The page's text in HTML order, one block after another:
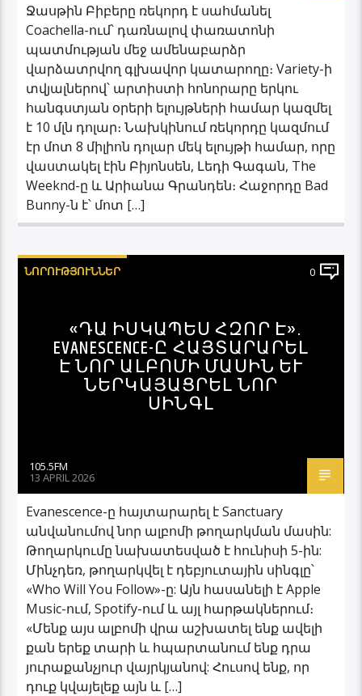
Ջասթին Բիբերը ռեկորդ է սահմանել
Coachella-ում՝ դառնալով փառատոնի
պատմության մեջ ամենաբարձր
վարձատրվող գլխավոր կատարողը։ Variety-ի
տվյալներով՝ արտիստի հոնորարը երկու
հանգստյան օրերի ելույթների համար կազմել
է 10 մլն դոլար։ Նախկինում ռեկորդը կազմում
էր մոտ 8 միլիոն դոլար մեկ ելույթի համար, որը
վաստակել էին Բիյոնսեն, Լեդի Գագան, The
Weeknd-ը և Արիանա Գրանդեն։ Հաջորդը Bad
Bunny-ն է՝ մոտ […]
ՆՈՐՈՒԹՅՈՒՆՆԵՐ 0
«ԴԱ ԻՍԿԱՊԵՍ ՀԶՈՐ Է».
EVANESCENCE-Ը ՀԱՅՏԱՐԱՐԵԼ
Է ՆՈՐ ԱԼԲՈՄԻ ՄԱՍԻՆ ԵՒ Ն
ԵՐԿԱՅԱՑՐԵԼ ՆՈՐ Ս
ԻՆԳԼ
105.5FM
13 APRIL 2026
Evanescence-ը հայտարարել է Sanctuary
անվանումով նոր ալբոմի թողարկման մասին:
Թողարկումը նախատեսված է հունիսի 5-ին:
Մինչդեռ, թողարկվել է դեբյուտային սինգլը՝
«Who Will You Follow»-ը: Այն հասանելի է Apple
Music-ում, Spotify-ում և այլ հարթակներում։
«Մենք այս ալբոմի վրա աշխատել ենք ավելի
քան երեք տարի և հպարտանում ենք դրա
յուրաքանչյուր վայրկյանով: Հուսով ենք, որ
դուք կվայելեք այն և […]